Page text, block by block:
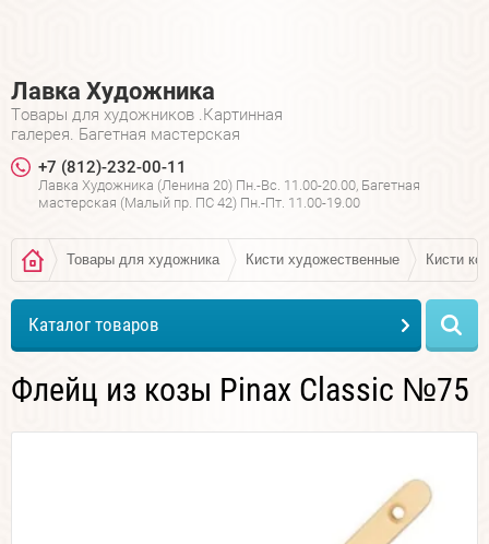
Лавка Художника
Товары для художников .Картинная
галерея. Багетная мастерская
+7 (812)-232-00-11
Лавка Художника (Ленина 20) Пн.-Вс. 11.00-20.00, Багетная
мастерская (Малый пр. ПС 42) Пн.-Пт. 11.00-19.00
Товары для художника Кисти художественные Кисти
Каталог товаров
Флейц из козы Pinax Classic №75